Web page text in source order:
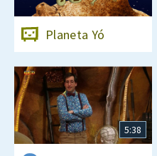
Planeta Yó
5:38